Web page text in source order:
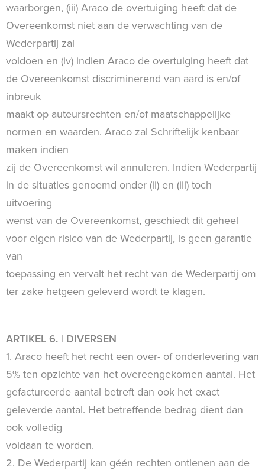
waarborgen, (iii) Araco de overtuiging heeft dat de
Overeenkomst niet aan de verwachting van de
Wederpartij zal
voldoen en (iv) indien Araco de overtuiging heeft dat
de Overeenkomst discriminerend van aard is en/of
inbreuk
maakt op auteursrechten en/of maatschappelijke
normen en waarden. Araco zal Schriftelijk kenbaar
maken indien
zij de Overeenkomst wil annuleren. Indien Wederpartij
in de situaties genoemd onder (ii) en (iii) toch
uitvoering
wenst van de Overeenkomst, geschiedt dit geheel
voor eigen risico van de Wederpartij, is geen garantie
van
toepassing en vervalt het recht van de Wederpartij om
ter zake hetgeen geleverd wordt te klagen.
ARTIKEL 6. | DIVERSEN
1. Araco heeft het recht een over- of onderlevering van
5% ten opzichte van het overeengekomen aantal. Het
gefactureerde aantal betreft dan ook het exact
geleverde aantal. Het betreffende bedrag dient dan
ook volledig
voldaan te worden.
2. De Wederpartij kan géén rechten ontlenen aan de